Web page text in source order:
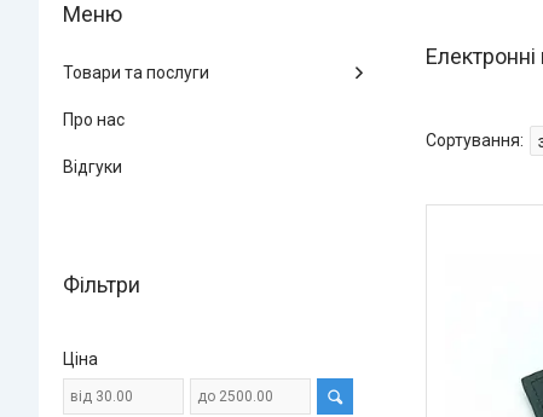
Товари та послуги
Про нас
Відгуки
Фільтри
Ціна